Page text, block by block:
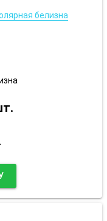
белизна